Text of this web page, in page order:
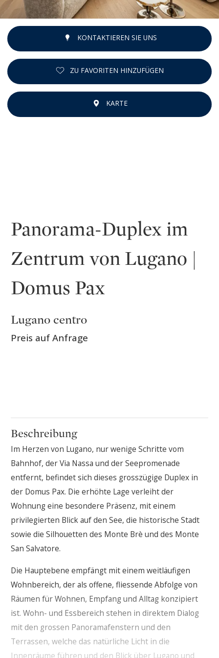
KONTAKTIEREN SIE UNS
ZU FAVORITEN HINZUFÜGEN
KARTE
Panorama-Duplex im
Zentrum von Lugano |
Domus Pax
Lugano centro
Preis auf Anfrage
Beschreibung
Im Herzen von Lugano, nur wenige Schritte vom
Bahnhof, der Via Nassa und der Seepromenade
entfernt, befindet sich dieses grosszügige Duplex in
der Domus Pax. Die erhöhte Lage verleiht der
Wohnung eine besondere Präsenz, mit einem
privilegierten Blick auf den See, die historische Stadt
sowie die Silhouetten des Monte Brè und des Monte
San Salvatore.
Die Hauptebene empfängt mit einem weitläufigen
Wohnbereich, der als offene, fliessende Abfolge von
Räumen für Wohnen, Empfang und Alltag konzipiert
ist. Wohn- und Essbereich stehen in direktem Dialog
mit den grossen Panoramafenstern und den
Terrassen, welche das natürliche Licht in die
Innenräume führen und den Blick über Lugano und